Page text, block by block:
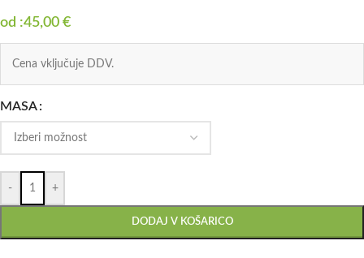
od :45,00 €
Cena vključuje DDV.
MASA
- +
DODAJ V KOŠARICO